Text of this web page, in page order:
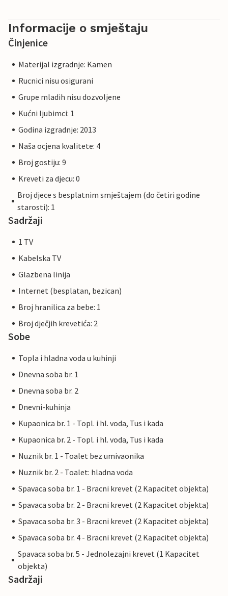
Informacije o smještaju
Činjenice
Materijal izgradnje: Kamen
Rucnici nisu osigurani
Grupe mladih nisu dozvoljene
Kućni ljubimci: 1
Godina izgradnje: 2013
Naša ocjena kvalitete: 4
Broj gostiju: 9
Kreveti za djecu: 0
Broj djece s besplatnim smještajem (do četiri godine
starosti): 1
Sadržaji
1 TV
Kabelska TV
Glazbena linija
Internet (besplatan, bezican)
Broj hranilica za bebe: 1
Broj dječjih krevetića: 2
Sobe
Topla i hladna voda u kuhinji
Dnevna soba br. 1
Dnevna soba br. 2
Dnevni-kuhinja
Kupaonica br. 1 - Topl. i hl. voda, Tus i kada
Kupaonica br. 2 - Topl. i hl. voda, Tus i kada
Nuznik br. 1 - Toalet bez umivaonika
Nuznik br. 2 - Toalet: hladna voda
Spavaca soba br. 1 - Bracni krevet (2 Kapacitet objekta)
Spavaca soba br. 2 - Bracni krevet (2 Kapacitet objekta)
Spavaca soba br. 3 - Bracni krevet (2 Kapacitet objekta)
Spavaca soba br. 4 - Bracni krevet (2 Kapacitet objekta)
Spavaca soba br. 5 - Jednolezajni krevet (1 Kapacitet
objekta)
Sadržaji